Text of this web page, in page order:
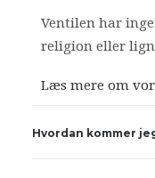
Ventilen har
religion eller
Læs mere om
Hvordan kommer